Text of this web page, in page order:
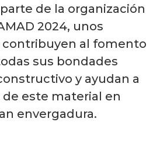
de la organización
2024, unos
contribuyen al fomento
sus bondades
y ayudan a
este material en
envergadura.